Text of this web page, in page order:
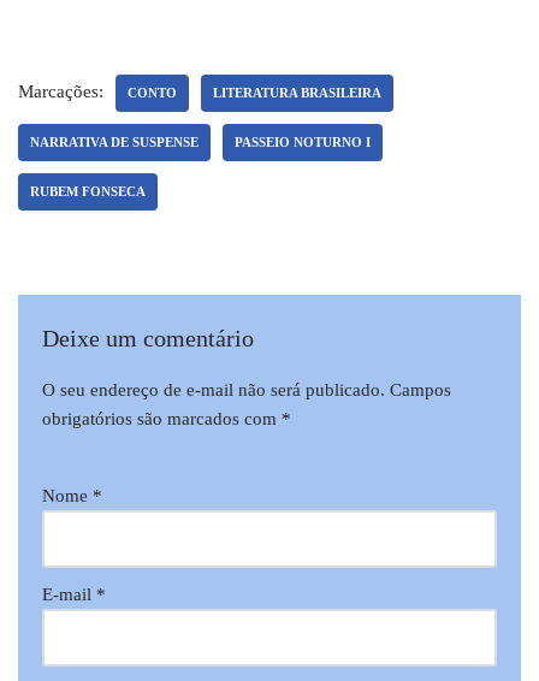
Marcações: CONTO LITERATURA BRASILEIRA
NARRATIVA DE SUSPENSE PASSEIO NOTURNO I
RUBEM FONSECA
Deixe um comentário
O seu endereço de e-mail não será publicado. Campos
obrigatórios são marcados com *
Nome *
E-mail *